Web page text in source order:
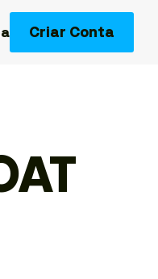
Criar Conta